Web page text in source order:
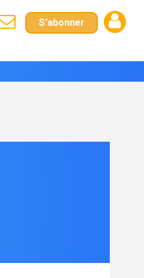
S'abonner